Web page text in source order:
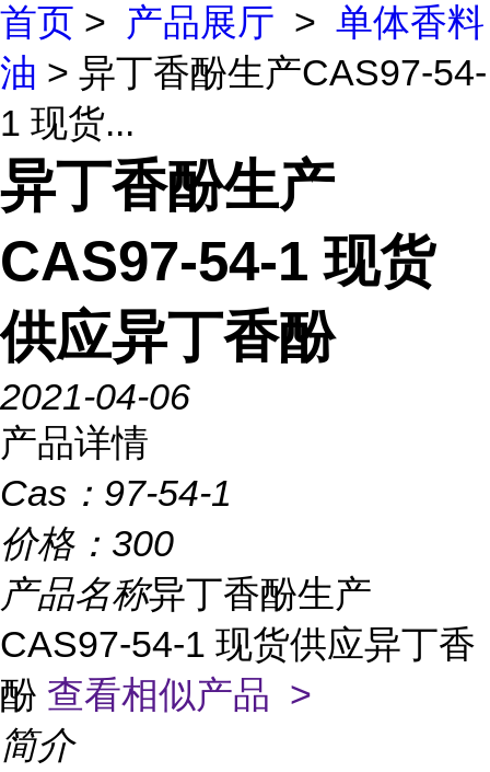
首页 > 产品展厅 > 单体香料
油 > 异丁香酚生产CAS97-54-
1 现货...
异丁香酚生产
CAS97-54-1 现货
供应异丁香酚
2021-04-06
产品详情
Cas： 97-54-1
价格： 300
产品名称异丁香酚生产
CAS97-54-1 现货供应异丁香
酚 查看相似产品 >
简介